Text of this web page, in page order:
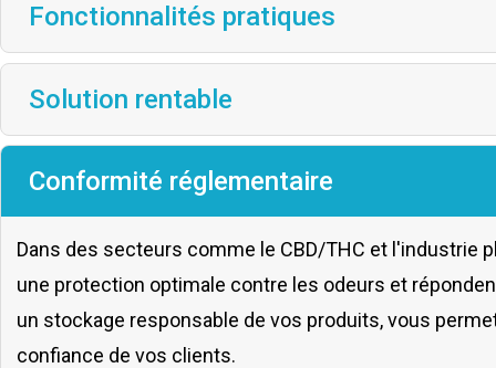
Fonctionnalités pratiques
Solution rentable
Conformité réglementaire
Dans des secteurs comme le CBD/THC et
une protection optimale contre les odeurs et
un stockage responsable de vos produits, vous
confiance de vos clients.